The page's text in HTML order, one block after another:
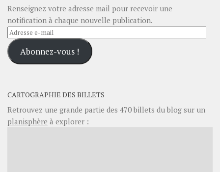
Renseignez votre adresse mail pour recevoir une
notification à chaque nouvelle publication.
Adresse
e-
mailAbonnez-vous !
CARTOGRAPHIE DES BILLETS
Retrouvez une grande partie des 470billets du blog sur un
planisphère à explorer :